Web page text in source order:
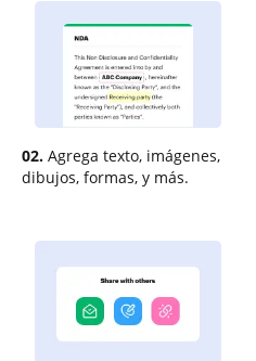
02. Agrega texto, imágenes,
dibujos, formas, y más.